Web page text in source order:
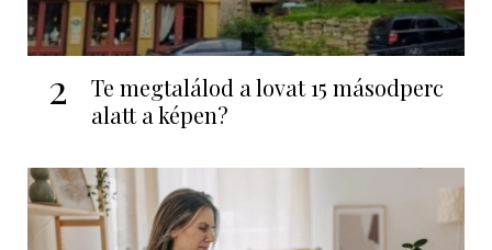
2
Te megtalálod a lovat 15 másodperc
alatt a képen?